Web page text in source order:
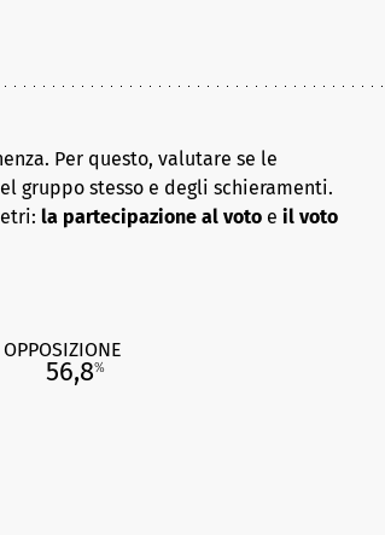
Per questo, valutare se le
gruppo stesso e degli schieramenti.
la partecipazione al voto e il voto
OPPOSIZIONE
56,8%